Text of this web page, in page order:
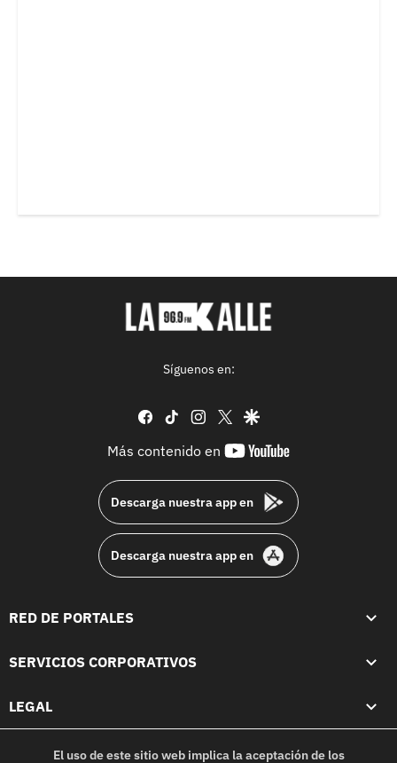
Síguenos en:
facebook
tiktok instagram
twittergoogle
Más contenido en
youtube-
Descarga nuestra app en
Descarga nuestra app en
RED DE PORTALES
SERVICIOS CORPORATIVOS
LEGAL
El uso de este sitio web implica la aceptación de los